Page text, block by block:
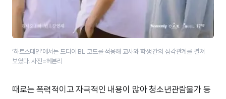
‘하트스테인’에서는 드디어 BL 코드를 적용해 교사와 학생 간의 삼각관계를 펼쳐
보였다. 사진=헤븐리
때로는 폭력적이고 자극적인 내용이 많아 청소년관람불가 등